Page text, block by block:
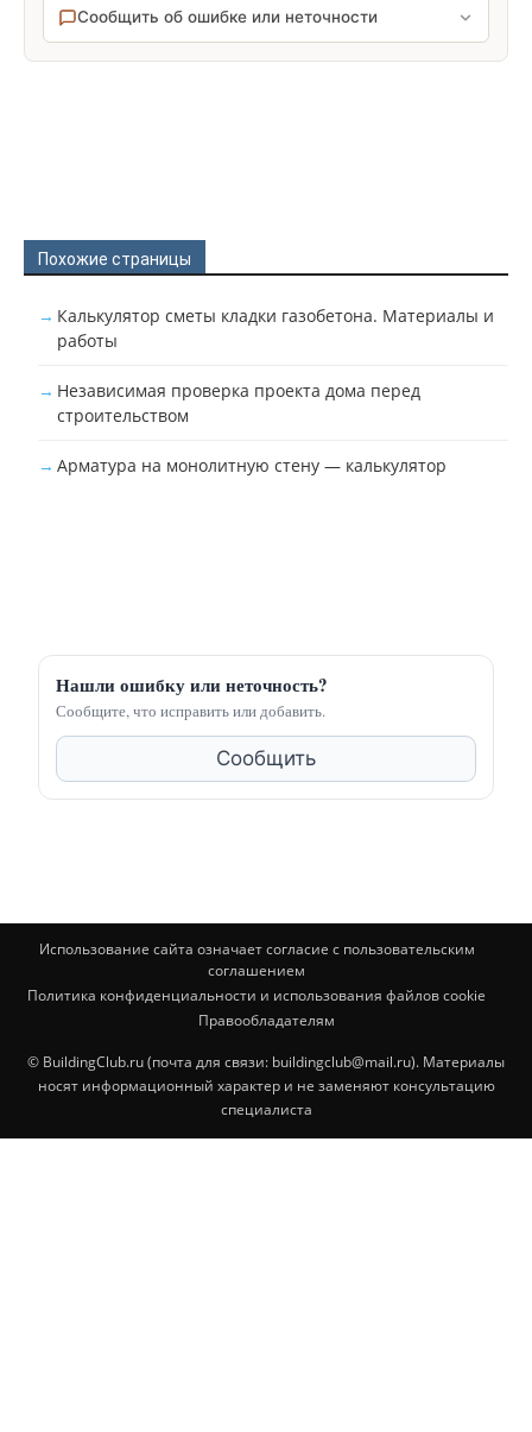
Сообщить об ошибке или неточности
Похожие страницы
Калькулятор сметы кладки газобетона. Материалы и
работы
Независимая проверка проекта дома перед
строительством
Арматура на монолитную стену — калькулятор
Нашли ошибку или неточность?
Сообщите, что исправить или добавить.
Сообщить
Использование сайта означает согласие с пользовательским
соглашением
Политика конфиденциальности и использования файлов cookie
Правообладателям
© BuildingClub.ru (почта для связи: buildingclub@mail.ru). Материалы
носят информационный характер и не заменяют консультацию
специалиста